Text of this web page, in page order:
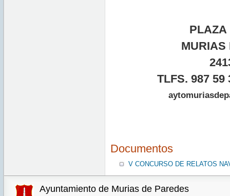
PLAZA
MURIAS
TLFS. 987 59
Documentos
V CONCURSO DE RELATOS
Ayuntamiento de Murias de Paredes